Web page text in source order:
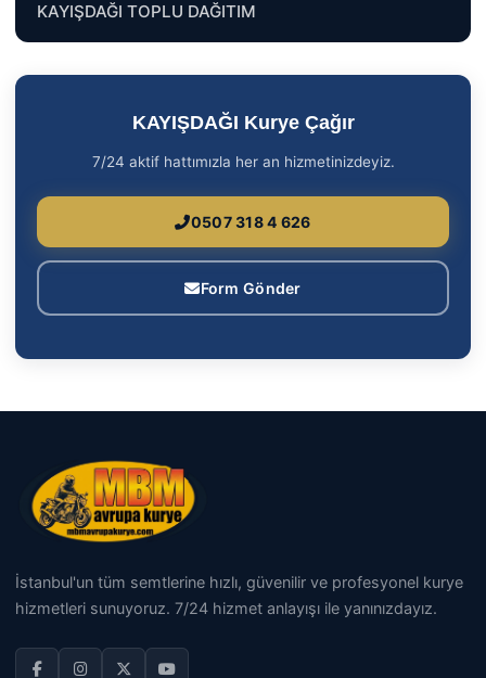
KAYIŞDAĞI TOPLU DAĞITIM
KAYIŞDAĞI Kurye Çağır
7/24 aktif hattımızla her an hizmetinizdeyiz.
0507 318 4 626
Form Gönder
İstanbul'un tüm semtlerine hızlı, güvenilir ve profesyonel kurye
hizmetleri sunuyoruz. 7/24 hizmet anlayışı ile yanınızdayız.